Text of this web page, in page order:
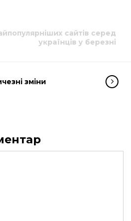
сайтів серед
українців у березні
зміни